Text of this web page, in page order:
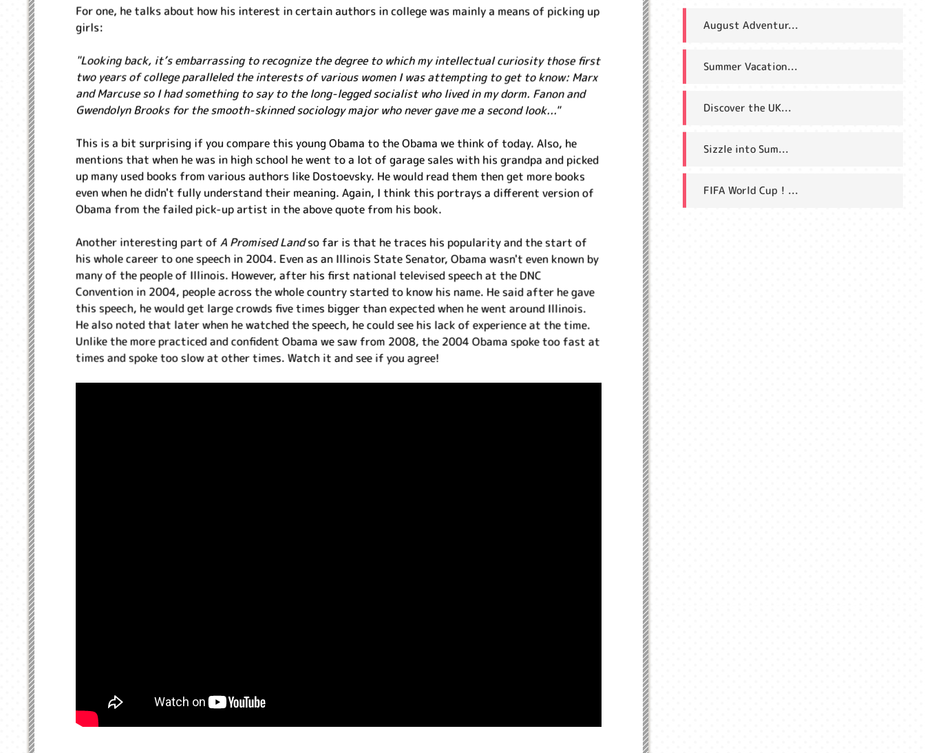
For one, he talks about how his interest in certain authors in college was mainly a means of picking up
girls:
"Looking back, it’s embarrassing to recognize the degree to which my intellectual curiosity those first
two years of college paralleled the interests of various women I was attempting to get to know: Marx
and Marcuse so I had something to say to the long-legged socialist who lived in my dorm. Fanon and
Gwendolyn Brooks for the smooth-skinned sociology major who never gave me a second look..."
This is a bit surprising if you compare this young Obama to the Obama we think of today. Also, he
mentions that when he was in high school he went to a lot of garage sales with his grandpa and picked
up many used books from various authors like Dostoevsky. He would read them then get more books
even when he didn't fully understand their meaning. Again, I think this portrays a different version of
Obama from the failed pick-up artist in the above quote from his book.
Another interesting part of A Promised Landso far is that he traces his popularity and the start of
his whole career to one speech in 2004. Even as an Illinois State Senator, Obama wasn't even known by
many of the people of Illinois. However, after his first national televised speech at the DNC
Convention in 2004, people across the whole country started to know his name. He said after he gave
this speech, he would get large crowds five times bigger than expected when he went around Illinois.
He also noted that later when he watched the speech, he could see his lack of experience at the time.
Unlike the more practiced and confident Obama we saw from 2008, the 2004 Obama spoke too fast at
times and spoke too slow at other times. Watch it and see if you agree!
August Adventur...
Summer Vacation...
Discover the UK...
Sizzle into Sum...
FIFA World Cup！...